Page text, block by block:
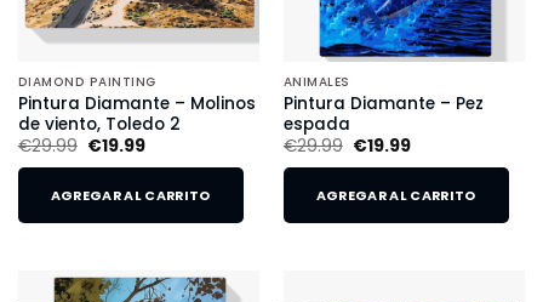
DIAMOND PAINTING
Pintura Diamante – Molinos
de viento, Toledo 2
€29.99 €19.99
AGREGAR AL CARRITO
ANIMALES
Pintura Diamante – Pez
espada
€29.99 €19.99
AGREGAR AL CARRITO